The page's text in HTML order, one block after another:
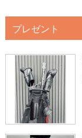
プレゼント